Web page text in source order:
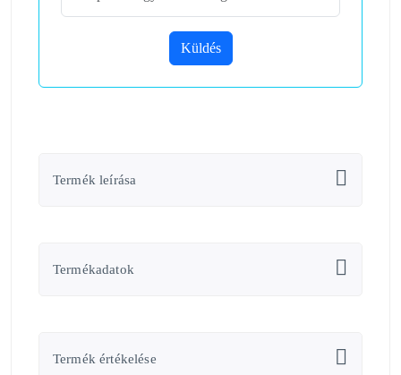
Küldés
Termék leírása
Termékadatok
Termék értékelése